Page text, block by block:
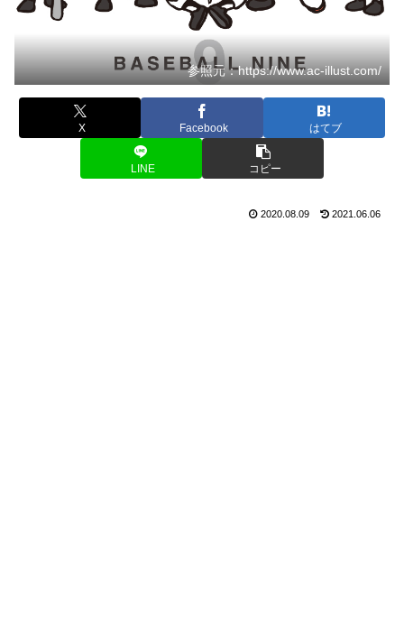
参照元：https://www.ac-illust.com/
X Facebook はてブ
LINE コピー
2020.08.09 2021.06.06